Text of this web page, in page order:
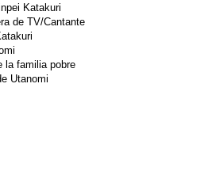
Katakuri
de TV/Cantante
la familia pobre
Utanomi